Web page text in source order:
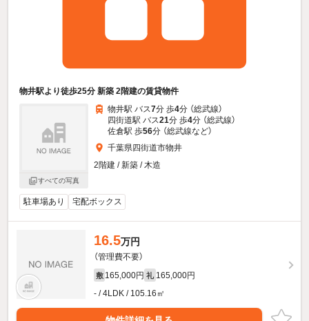
物井駅より徒歩25分 新築 2階建の賃貸物件
すべての写真
物井駅 バス7分 歩4分 （総武線）
四街道駅 バス21分 歩4分 （総武線）
佐倉駅 歩56分 （総武線など）
千葉県四街道市物井
2階建 / 新築 / 木造
駐車場あり 宅配ボックス
16.5万円
（管理費不要）
敷 165,000円 礼 165,000円
- / 4LDK / 105.16㎡